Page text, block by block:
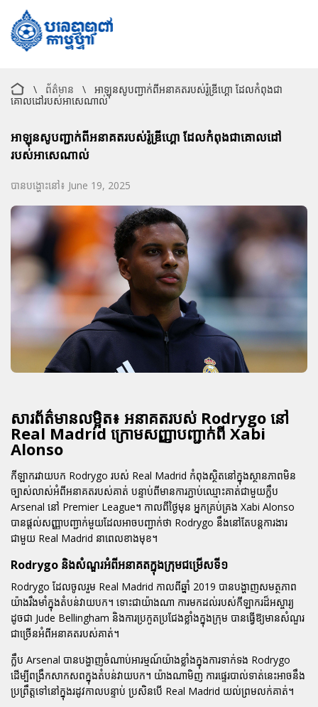
\ ព័ត៌មាន \
អាឡុនសូបញ្ជាក់ពីអនាគតរបស់រ៉ូឌ្រីហ្គោ ដែលកំពុងជា
គោលដៅរបស់អាសេណាល់
អាឡុនសូបញ្ជាក់ពីអនាគតរបស់រ៉ូឌ្រីហ្គោ ដែលកំពុងជាគោលដៅ
របស់អាសេណាល់
បានបង្ហោះនៅ៖ June 19, 2025
សារព័ត៌មានលម្អិត៖ អនាគតរបស់ Rodrygo នៅ
Real Madrid ក្រោមសញ្ញាបញ្ជាក់ពី Xabi
Alonso
កីឡាករវាយបក Rodrygo របស់ Real Madrid កំពុងស្ថិតនៅក្នុងស្ថានភាពមិន
ច្បាស់លាស់អំពីអនាគតរបស់គាត់ បន្ទាប់ពីមានការភ្ជាប់ឈ្មោះគាត់ជាមួយក្លឹប
Arsenal នៅ Premier League។ កាលពីថ្ងៃមុន អ្នកគ្រប់គ្រង Xabi Alonso
បានផ្តល់សញ្ញាបញ្ជាក់មួយដែលអាចបញ្ជាក់ថា Rodrygo នឹងនៅតែបន្តការងារ
ជាមួយ Real Madrid នាពេលខាងមុខ។
Rodrygo និងសំណួរអំពីអនាគតក្នុងក្រុមជម្រើសទី១
Rodrygo ដែលចូលរួម Real Madrid កាលពីឆ្នាំ 2019 បានបង្ហាញសមត្ថភាព
យ៉ាងរឹងមាំក្នុងតំបន់វាយបក។ ទោះជាយ៉ាងណា ការមកដល់របស់កីឡាករដ៏អស្ចារ្យ
ដូចជា Jude Bellingham និងការប្រកួតប្រជែងខ្លាំងក្នុងក្រុម បានធ្វើឱ្យមានសំណួរ
ជាច្រើនអំពីអនាគតរបស់គាត់។
ក្លឹប Arsenal បានបង្ហាញចំណាប់អារម្មណ៍យ៉ាងខ្លាំងក្នុងការទាក់ទង Rodrygo
ដើម្បីពង្រឹកសាកសពក្នុងតំបន់វាយបក។ យ៉ាងណាមិញ ការផ្ទេរបាល់ទាត់នេះអាចនឹង
ប្រព្រឹត្តទៅនៅក្នុងរដូវកាលបន្ទាប់ ប្រសិនបើ Real Madrid យល់ព្រមលក់គាត់។